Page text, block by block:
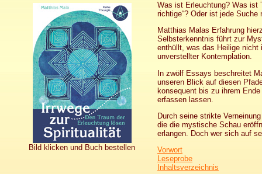
Bild klicken und Buch bestellen
Was ist Erleuchtung? Was ist
richtige“? Oder ist jede Suche
Matthias Malas Erfahrung
Selbsterkenntnis führt zur
enthüllt, was das Heilige
unverstellter Kontemplation.
In zwölf Essays beschreitet
unseren Blick auf diesen
konsequent bis zu ihrem
erfassen lassen.
Durch seine strikte
die die mystische Schau
erlangen. Doch wer sich auf
Vorwort
Leseprobe
Inhaltsverzeichnis